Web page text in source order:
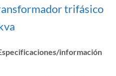
trifásico
información